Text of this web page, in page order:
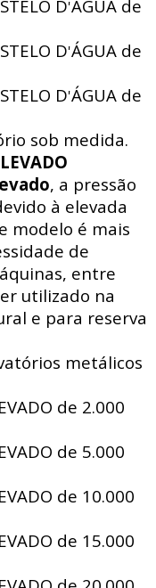
D'ÁGUA de
D'ÁGUA de
D'ÁGUA de
sob medida.
, a pressão
à elevada
modelo é mais
de
entre
utilizado na
e para reserva
metálicos
de 2.000
de 5.000
de 10.000
de 15.000